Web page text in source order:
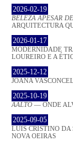
2026-02-19
BELEZA APESAR
ARQUITECTURA
2026-01-17
MODERNIDADE
LOUREIRO E A
2025-12-12
JOANA
2025-10-19
AALTO — ONDE
2025-09-05
LUÍS CRISTINO DA
NOVA OEIRAS